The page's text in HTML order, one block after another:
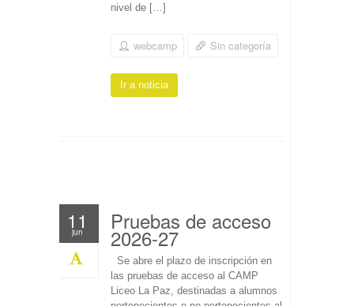
nivel de […]
webcamp Sin categoría
Ir a noticia
11
jun Pruebas de acceso
2026-27
Se abre el plazo de inscripción en
las pruebas de acceso al CAMP
Liceo La Paz, destinadas a alumnos